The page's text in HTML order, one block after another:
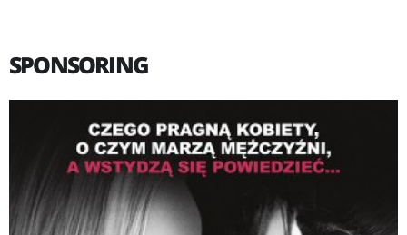
SPONSORING